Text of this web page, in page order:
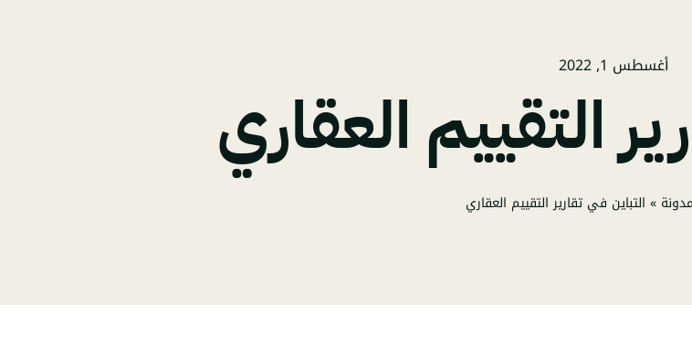
أغسطس 1, 2022
التقييم العقاري
» التباين في تقارير التقييم العقاري